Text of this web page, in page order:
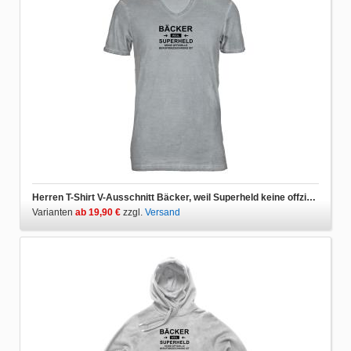
Herren T-Shirt V-Ausschnitt Bäcker, weil Superheld keine offzielle Berufsbezeichnung ist
Varianten ab 19,90 € zzgl. Versand